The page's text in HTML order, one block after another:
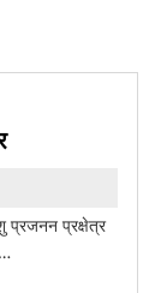
प्रजनन प्रक्षेत्र